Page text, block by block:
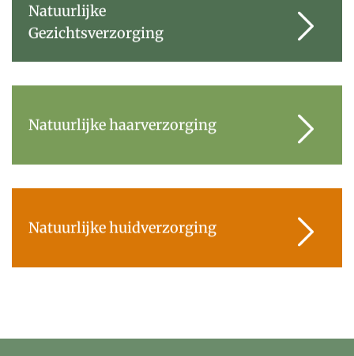
Natuurlijke
Gezichtsverzorging
Natuurlijke haarverzorging
Natuurlijke huidverzorging